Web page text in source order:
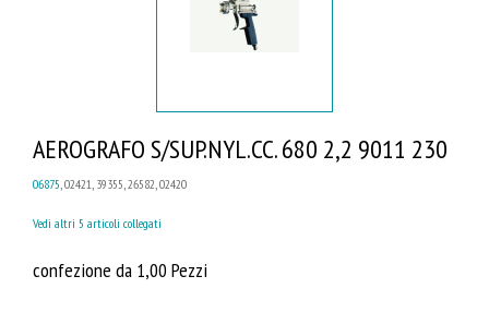
AEROGRAFO S/SUP.NYL.CC. 680 2,2 9011 230
06875 , 02421, 39355, 26582, 02420
Vedi altri 5 articoli collegati
confezione da 1,00 Pezzi